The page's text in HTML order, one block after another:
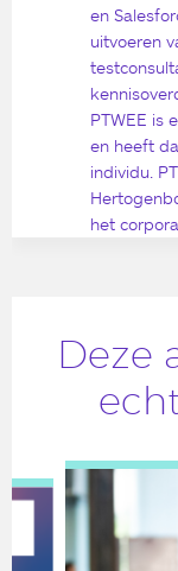
en
uitvoeren
PTWEE is
en heeft
individu.
het
Deze